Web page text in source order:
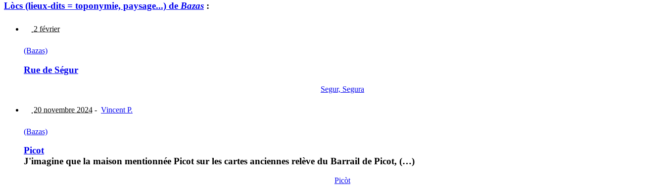
Lòcs (lieux-dits = toponymie, paysage...) de Bazas :
2 février
(Bazas)
Rue de Ségur
Segur, Segura
20 novembre 2024 - Vincent P.
(Bazas)
Picot
J'imagine que la maison mentionnée Picot sur les cartes anciennes relève du Barrail de Picot, (…)
Picòt